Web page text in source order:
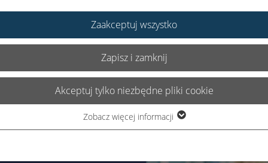
Zaakceptuj wszystko
Zapisz i zamknij
Akceptuj tylko niezbędne pliki cookie
Zobacz więcej informacji